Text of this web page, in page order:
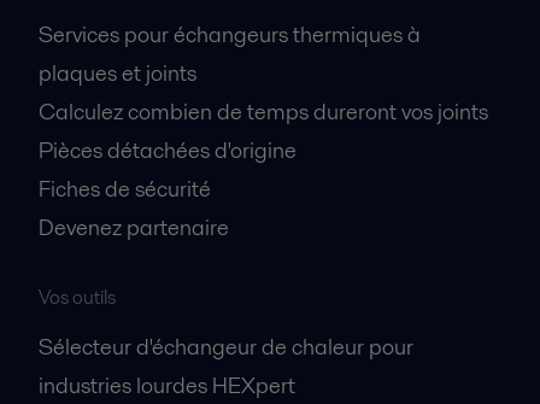
Services pour échangeurs thermiques à
plaques et joints
Calculez combien de temps dureront vos joints
Pièces détachées d'origine
Fiches de sécurité
Devenez partenaire
Vos outils
Sélecteur d'échangeur de chaleur pour
industries lourdes HEXpert